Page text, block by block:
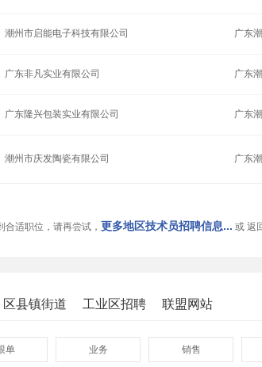
潮州市启能电子科技有限公司 广东
广东非凡实业有限公司 广东
广东隆兴包装实业有限公司 广东
潮州市庆发陶瓷有限公司 广东
适职位，请再尝试， 更多地区技术员招聘信息... 或 返
区县镇街道 工业区招聘 联盟网站
单 业务 销售